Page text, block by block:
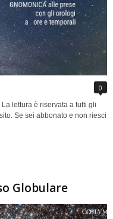
0
lettura è riservata a tutti gli
Se sei abbonato e non riesci
Globulare